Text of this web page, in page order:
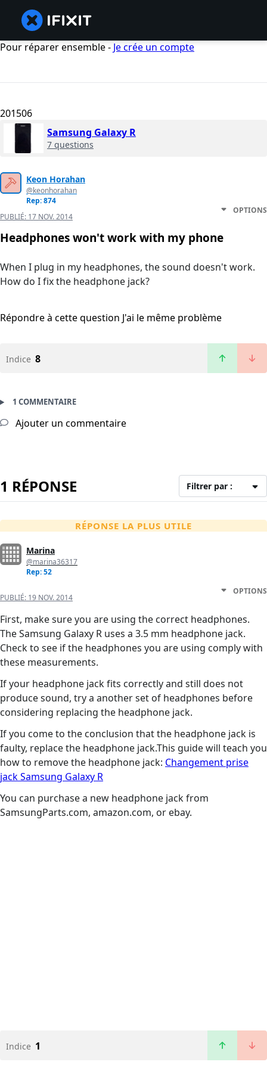
Pour réparer ensemble - Je crée un compte
201506
Samsung Galaxy R
7 questions
Keon Horahan
@keonhorahan
Rep: 874
PUBLIÉ: 17 NOV. 2014
OPTIONS
Headphones won't work with my phone
When I plug in my headphones, the sound doesn't work.
How do I fix the headphone jack?
Répondre à cette question J'ai le même problème
Indice 8
1 COMMENTAIRE
Ajouter un commentaire
1 RÉPONSE Filtrer par :
RÉPONSE LA PLUS UTILE
Marina
@marina36317
Rep: 52
PUBLIÉ: 19 NOV. 2014
OPTIONS
First, make sure you are using the correct headphones.
The Samsung Galaxy R uses a 3.5 mm headphone jack.
Check to see if the headphones you are using comply with
these measurements.
If your headphone jack fits correctly and still does not
produce sound, try a another set of headphones before
considering replacing the headphone jack.
If you come to the conclusion that the headphone jack is
faulty, replace the headphone jack.This guide will teach you
how to remove the headphone jack: Changement prise
jack Samsung Galaxy R
You can purchase a new headphone jack from
SamsungParts.com, amazon.com, or ebay.
Indice 1